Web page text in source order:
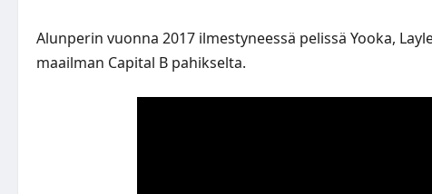
Alunperin vuonna 2017 ilmestyneessä pelissä Yooka,
maailman Capital B pahikselta.